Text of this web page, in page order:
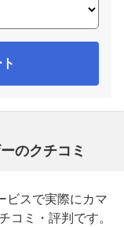
のクチコミ
ビスで実際にカマ
コミ・評判です。